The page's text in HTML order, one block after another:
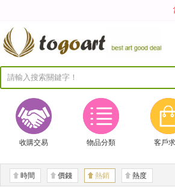
收購交易 物品分類 客戶
時間 價錢 熱銷 熱度